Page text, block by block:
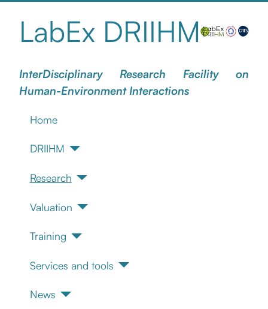
LabEx DRIIHM
InterDisciplinary Research Facility on
Human-Environment Interactions
Home
DRIIHM
Research
Valuation
Training
Services and tools
News